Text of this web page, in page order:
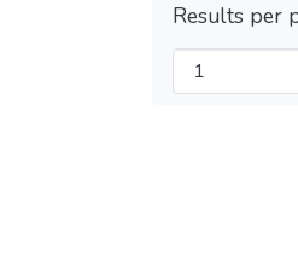
Results per